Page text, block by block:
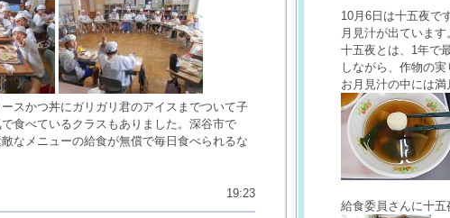
スかつ丼にガリガリ君のアイスまでついて子
食べているクラスもありました。深谷市で
なメニューの給食が無償で毎日食べられるな
19:23
10月6日は十五夜で
月見汁が出ています
十五夜とは、1年で
しながら、作物の
お月見汁の中には
給食委員さんに十